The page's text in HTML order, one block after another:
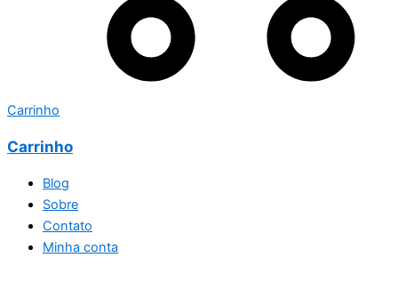
Carrinho
Carrinho
Blog
Sobre
Contato
Minha conta